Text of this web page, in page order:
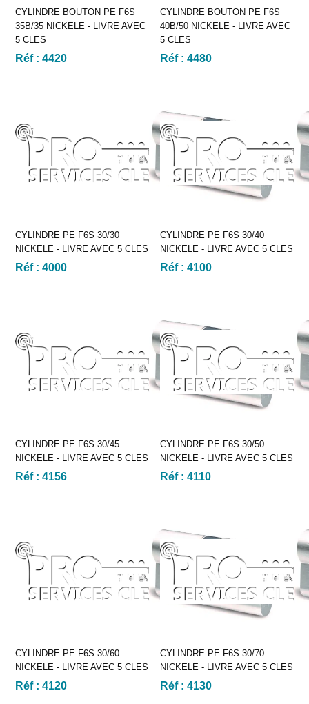
CYLINDRE BOUTON PE F6S
35B/35 NICKELE - LIVRE AVEC
5 CLES
Réf :4420
CYLINDRE BOUTON PE F6S
40B/50 NICKELE - LIVRE AVEC
5 CLES
Réf : 4480
CYLINDRE PE F6S 30/30
NICKELE - LIVRE AVEC 5 CLES
Réf :4000
CYLINDRE PE F6S 30/40
NICKELE - LIVRE AVEC 5 CLES
Réf : 4100
CYLINDRE PE F6S 30/45
NICKELE - LIVRE AVEC 5 CLES
Réf :4156
CYLINDRE PE F6S 30/50
NICKELE - LIVRE AVEC 5 CLES
Réf : 4110
CYLINDRE PE F6S 30/60
NICKELE - LIVRE AVEC 5 CLES
Réf :4120
CYLINDRE PE F6S 30/70
NICKELE - LIVRE AVEC 5 CLES
Réf : 4130